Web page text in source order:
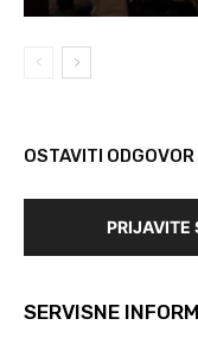
OSTAVITI ODGOVOR
PRIJAVITE
SERVISNE